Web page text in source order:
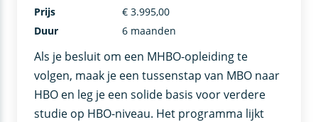
Als je besluit om een MHBO-opleiding te
volgen, maak je een tussenstap van MBO naar
HBO en leg je een solide basis voor verdere
studie op HBO-niveau. Het programma lijkt
Prijs
€ 3.995,00
Duur
6 maanden